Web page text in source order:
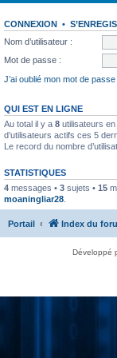
CONNEXION •
Nom d’utilisateur :
Mot de passe :
J’ai oublié mon mot de passe
QUI EST EN LIGNE
Au total il y a 8 utilisateurs
d’utilisateurs actifs ces 5
Le record du nombre
STATISTIQUES
4 messages • 3 sujets • 15
moaningliar28
Portail Index du
Développé